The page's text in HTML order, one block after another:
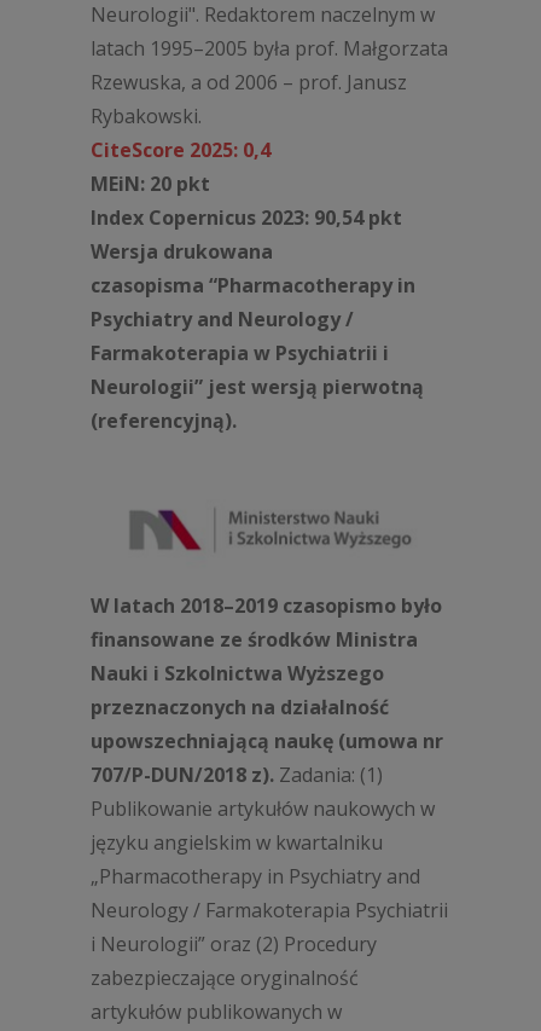
Neurologii". Redaktorem naczelnym w
latach 1995–2005 była prof. Małgorzata
Rzewuska, a od 2006 – prof. Janusz
Rybakowski.
CiteScore 2025: 0,4
MEiN: 20 pkt
Index Copernicus 2023: 90,54 pkt
Wersja drukowana
czasopisma “Pharmacotherapy in
Psychiatry and Neurology /
Farmakoterapia w Psychiatrii i
Neurologii” jest wersją pierwotną
(referencyjną).
W latach 2018–2019 czasopismo było
finansowane ze środków Ministra
Nauki i Szkolnictwa Wyższego
przeznaczonych na działalność
upowszechniającą naukę (umowa nr
707/P-DUN/2018 z). Zadania: (1)
Publikowanie artykułów naukowych w
języku angielskim w kwartalniku
„Pharmacotherapy in Psychiatry and
Neurology / Farmakoterapia Psychiatrii
i Neurologii” oraz (2) Procedury
zabezpieczające oryginalność
artykułów publikowanych w